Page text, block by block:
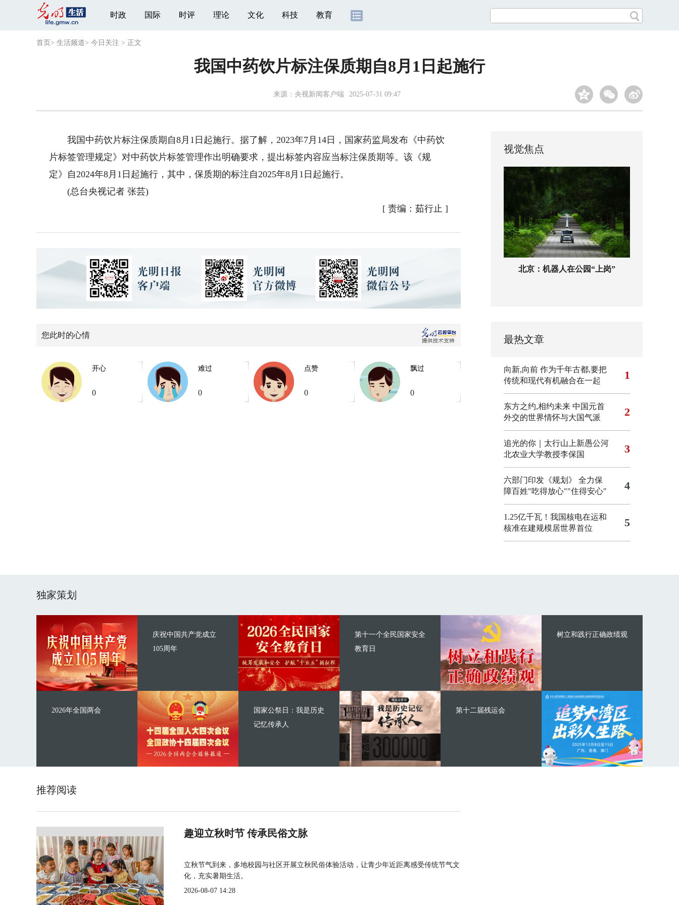
时政 国际 时评 理论 文化 科技 教育
首页 > 生活频道> 今日关注 > 正文
我国中药饮片标注保质期自8月1日起施行
来源： 央视新闻客户端 2025-07-31 09:47
我国中药饮片标注保质期自8月1日起施行。据了解，2023年7月14日，国家药监局发布《中药饮
片标签管理规定》对中药饮片标签管理作出明确要求，提出标签内容应当标注保质期等。该《规
定》自2024年8月1日起施行，其中，保质期的标注自2025年8月1日起施行。
(总台央视记者 张芸)
[ 责编：茹行止 ]
您此时的心情
开心
0
难过
0
点赞
0
飘过
0
视觉焦点
北京：机器人在公园“上岗”
最热文章
向新,向前 作为千年古都,要把
传统和现代有机融合在一起
1
东方之约,相约未来 中国元首
外交的世界情怀与大国气派
2
追光的你｜太行山上新愚公河
北农业大学教授李保国
3
六部门印发《规划》 全力保
障百姓"吃得放心""住得安心"
4
1.25亿千瓦！我国核电在运和
核准在建规模居世界首位
5
独家策划
庆祝中国共产党成立
105周年
2026年全国两会
第十一个全民国家安全
教育日
国家公祭日：我是历史
记忆传承人
树立和践行正确政绩观
第十二届残运会
推荐阅读
趣迎立秋时节 传承民俗文脉
立秋节气到来，多地校园与社区开展立秋民俗体验活动，让青少年近距离感受传统节气文
化，充实暑期生活。
2026-08-07 14:28